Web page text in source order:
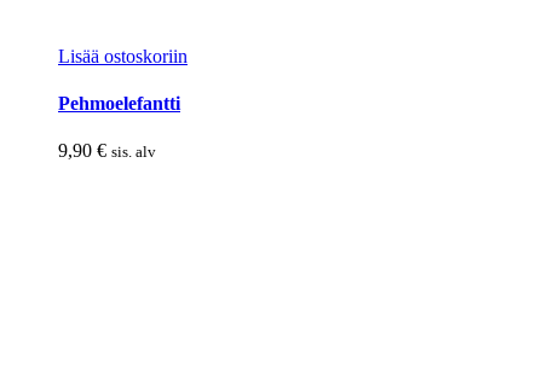
Lisää ostoskoriin
Pehmoelefantti
9,90 € sis. alv